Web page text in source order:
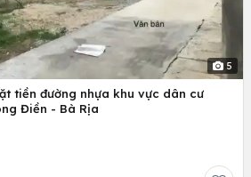
5
tiền đường nhựa khu vực dân cư
Điền - Bà Rịa